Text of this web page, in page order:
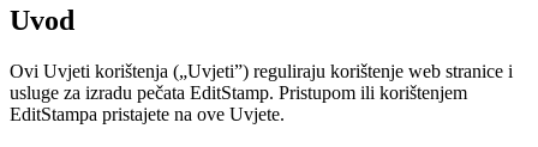
Uvod
Ovi Uvjeti korištenja („Uvjeti”) reguliraju korištenje web stranice i
usluge za izradu pečata EditStamp. Pristupom ili korištenjem
EditStampa pristajete na ove Uvjete.